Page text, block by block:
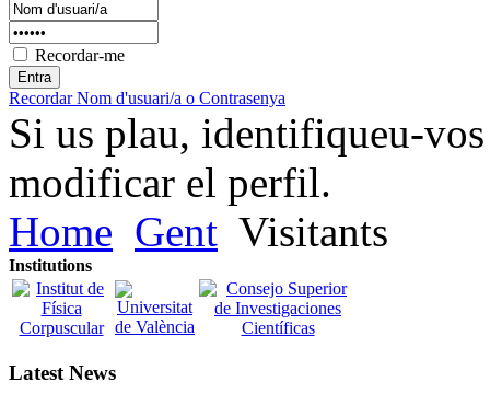
Recordar-me
Recordar Nom d'usuari/a o Contrasenya
Si us plau, identifiqueu-
modificar el perfil.
Home Gent Visitants
Institutions
Latest News